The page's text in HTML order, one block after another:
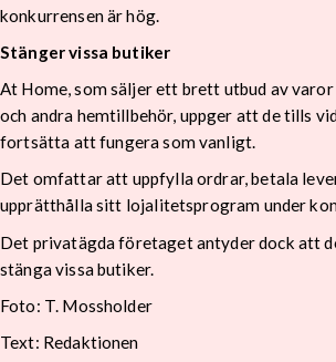
konkurrensen är hög.
Stänger vissa butiker
At Home, som säljer ett brett utbud av
och andra hemtillbehör, uppger att de tills
fortsätta att fungera som vanligt.
Det omfattar att uppfylla ordrar, betala
upprätthålla sitt lojalitetsprogram under
Det privatägda företaget antyder dock att
stänga vissa butiker.
Foto: T. Mossholder
Text: Redaktionen